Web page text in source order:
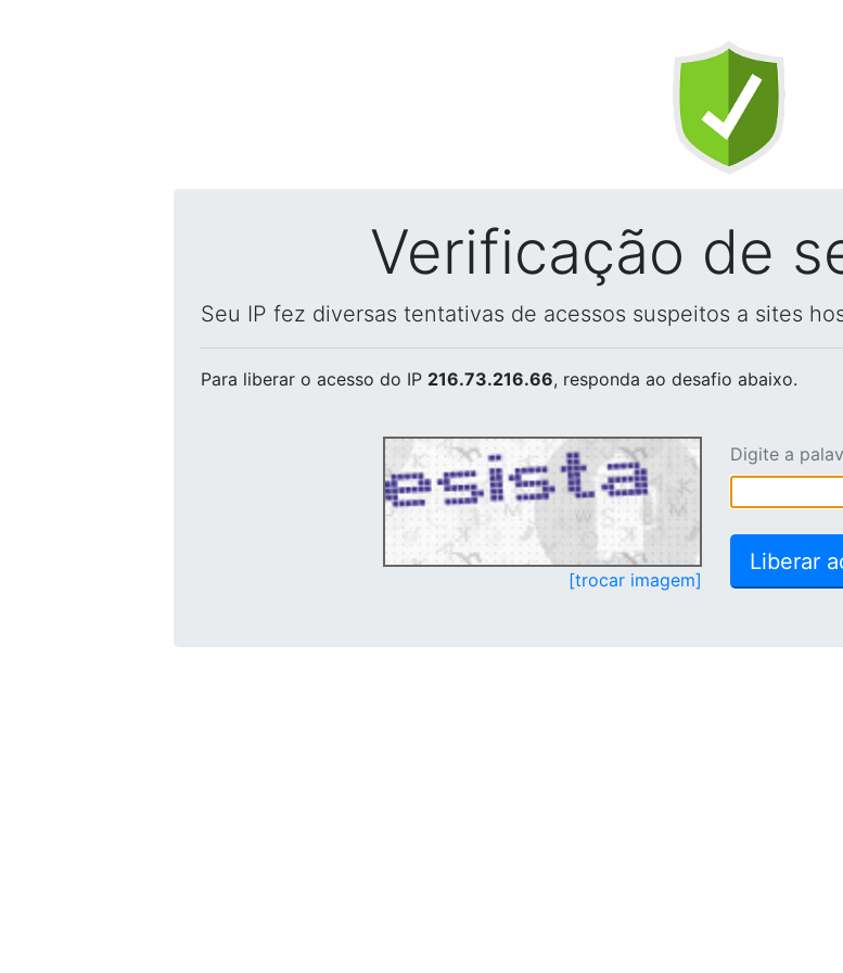
Verificação de
Seu IP fez diversas tentativas de acessos suspeitos a sites
Para liberar o acesso do IP 216.73.216.66, responda ao desafio abaixo.
[trocar imagem]
Digite a